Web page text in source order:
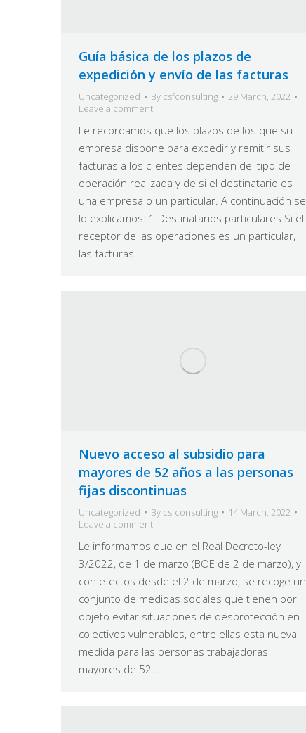
Guía básica de los plazos de
expedición y envío de las facturas
Uncategorized By csfconsulting
29 March, 2022
Leave a comment
Le recordamos que los plazos de los que su
empresa dispone para expedir y remitir sus
facturas a los clientes dependen del tipo de
operación realizada y de si el destinatario es
una empresa o un particular. A continuación se
lo explicamos: 1.Destinatarios particulares Si el
receptor de las operaciones es un particular,
las facturas…
Nuevo acceso al subsidio para
mayores de 52 años a las personas
fijas discontinuas
Uncategorized By csfconsulting
14 March, 2022
Leave a comment
Le informamos que en el Real Decreto-ley
3/2022, de 1 de marzo (BOE de 2 de marzo), y
con efectos desde el 2 de marzo, se recoge un
conjunto de medidas sociales que tienen por
objeto evitar situaciones de desprotección en
colectivos vulnerables, entre ellas esta nueva
medida para las personas trabajadoras
mayores de 52…